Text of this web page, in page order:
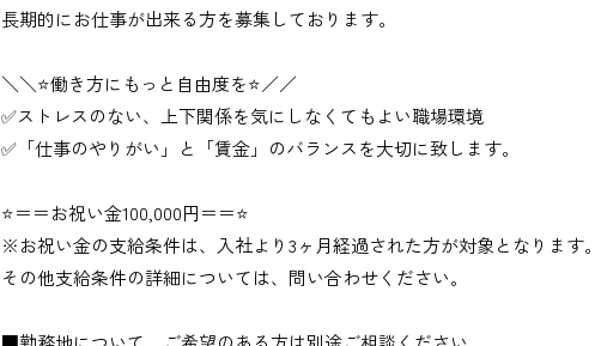
長期的にお仕事が出来る方を募集しております。
＼＼⭐働き方にもっと自由度を⭐／／
✅ストレスのない、上下関係を気にしなくてもよい職場環境
✅「仕事のやりがい」と「賃金」のバランスを大切に致します。
⭐＝＝お祝い金100,000円＝＝⭐
※お祝い金の支給条件は、入社より3ヶ月経過された方が対象となります。
その他支給条件の詳細については、問い合わせください。